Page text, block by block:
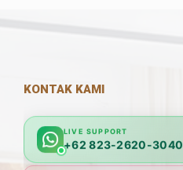
KONTAK KAMI
LIVE SUPPORT
+62 823-2620-3040